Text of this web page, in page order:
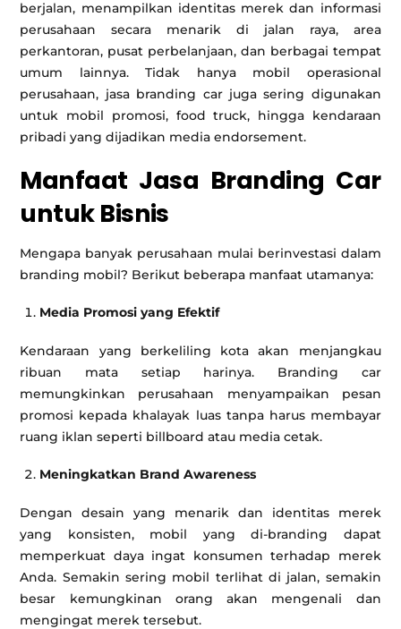
berjalan, menampilkan identitas merek dan informasi
perusahaan secara menarik di jalan raya, area
perkantoran, pusat perbelanjaan, dan berbagai tempat
umum lainnya. Tidak hanya mobil operasional
perusahaan, jasa branding car juga sering digunakan
untuk mobil promosi, food truck, hingga kendaraan
pribadi yang dijadikan media endorsement.
Manfaat Jasa Branding Car
untuk Bisnis
Mengapa banyak perusahaan mulai berinvestasi dalam
branding mobil? Berikut beberapa manfaat utamanya:
Media Promosi yang Efektif
Kendaraan yang berkeliling kota akan menjangkau
ribuan mata setiap harinya. Branding car
memungkinkan perusahaan menyampaikan pesan
promosi kepada khalayak luas tanpa harus membayar
ruang iklan seperti billboard atau media cetak.
Meningkatkan Brand Awareness
Dengan desain yang menarik dan identitas merek
yang konsisten, mobil yang di-branding dapat
memperkuat daya ingat konsumen terhadap merek
Anda. Semakin sering mobil terlihat di jalan, semakin
besar kemungkinan orang akan mengenali dan
mengingat merek tersebut.